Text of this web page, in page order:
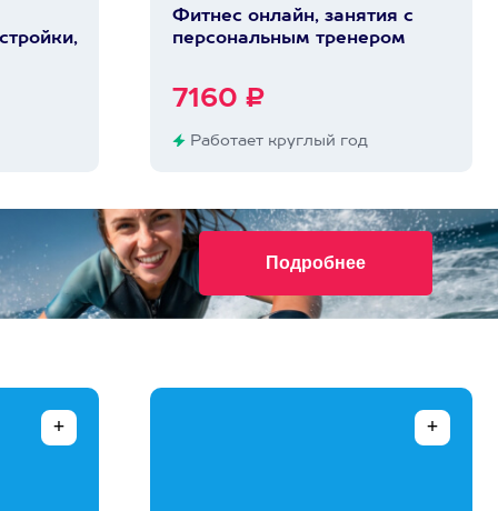
Фитнес онлайн, занятия с
персональным тренером
7160 ₽
Работает круглый год